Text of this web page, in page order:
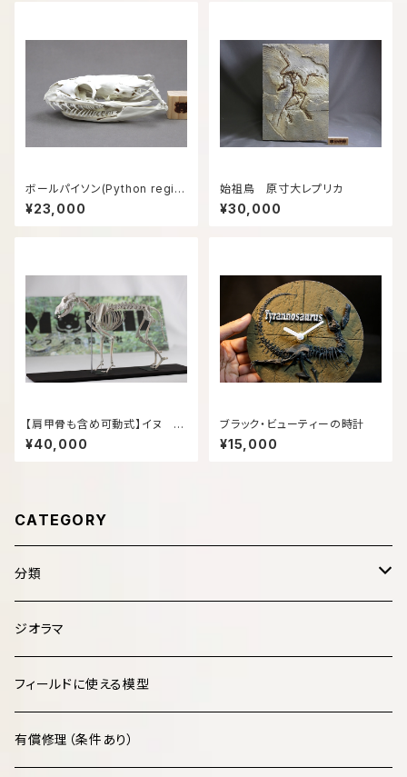
ボールパイソン(Python regiu
s) 可動式頭骨模型13㎝
¥23,000
始祖鳥 原寸大レプリカ
¥30,000
【肩甲骨も含め可動式】イヌ 3
00ｍｍ（大きめサイズ・簡単取
り外し）
¥40,000
ブラック・ビューティーの時計
¥15,000
CATEGORY
分類
哺乳類 Mammalia
鳥類 Aves
爬虫類 Reptilia
ジオラマ
フィールドに使える模型
有償修理（条件あり）